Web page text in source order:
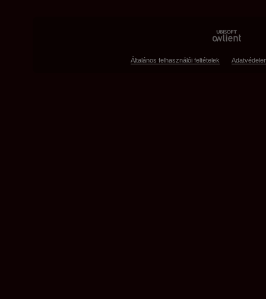
Általános felhasználói feltételek